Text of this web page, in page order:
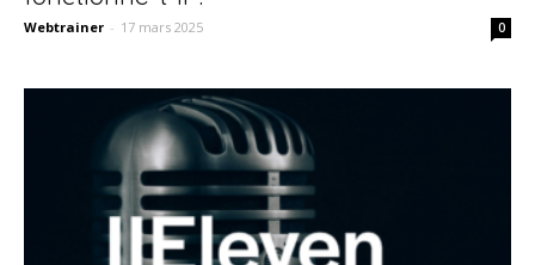
Webtrainer - 17 mars 2025 0